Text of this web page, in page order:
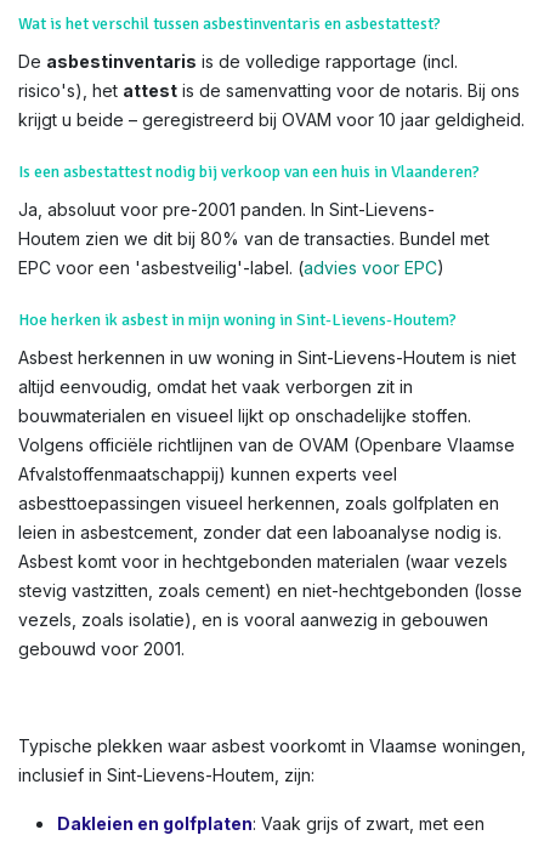
Wat is het verschil tussen asbestinventaris en asbestattest?
De asbestinventaris is de volledige rapportage (incl.
risico's), het attest is de samenvatting voor de notaris. Bij ons
krijgt u beide – geregistreerd bij OVAM voor 10 jaar geldigheid.
Is een asbestattest nodig bij verkoop van een huis in Vlaanderen?
Ja, absoluut voor pre-2001 panden. In Sint-Lievens-
Houtem zien we dit bij 80% van de transacties. Bundel met
EPC voor een 'asbestveilig'-label. (advies voor EPC)
Hoe herken ik asbest in mijn woning in Sint-Lievens-Houtem?
Asbest herkennen in uw woning in Sint-Lievens-Houtem is niet
altijd eenvoudig, omdat het vaak verborgen zit in
bouwmaterialen en visueel lijkt op onschadelijke stoffen.
Volgens officiële richtlijnen van de OVAM (Openbare Vlaamse
Afvalstoffenmaatschappij) kunnen experts veel
asbesttoepassingen visueel herkennen, zoals golfplaten en
leien in asbestcement, zonder dat een laboanalyse nodig is.
Asbest komt voor in hechtgebonden materialen (waar vezels
stevig vastzitten, zoals cement) en niet-hechtgebonden (losse
vezels, zoals isolatie), en is vooral aanwezig in gebouwen
gebouwd voor 2001.
Typische plekken waar asbest voorkomt in Vlaamse woningen,
inclusief in Sint-Lievens-Houtem, zijn:
Dakleien en golfplaten: Vaak grijs of zwart, met een